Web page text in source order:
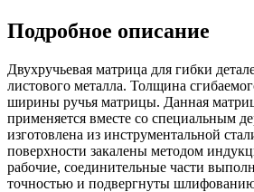
Подробное описание
Двухручьевая матрица для гибки
листового металла. Толщина
ширины ручья матрицы. Данная
применяется вместе со специальным
изготовлена из инструментальной
поверхности закалены методом
рабочие, соединительные части
точностью и подвергнуты